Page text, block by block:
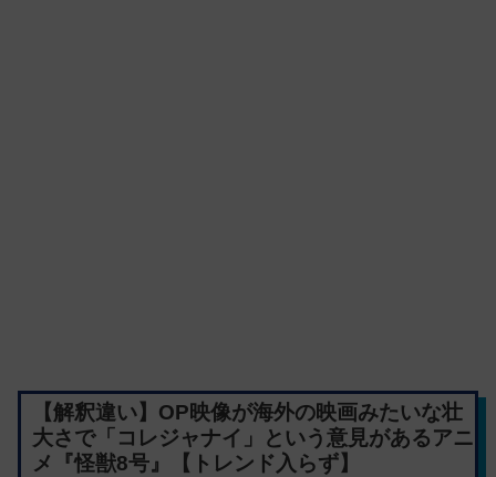
【解釈違い】OP映像が海外の映画みたいな壮
大さで「コレジャナイ」という意見があるアニ
メ『怪獣8号』【トレンド入らず】